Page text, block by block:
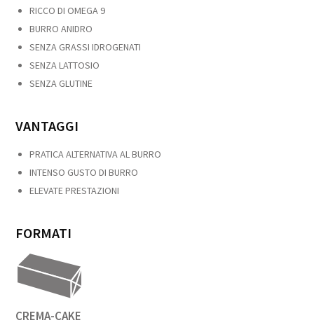
RICCO DI OMEGA 9
BURRO ANIDRO
SENZA GRASSI IDROGENATI
SENZA LATTOSIO
SENZA GLUTINE
VANTAGGI
PRATICA ALTERNATIVA AL BURRO
INTENSO GUSTO DI BURRO
ELEVATE PRESTAZIONI
FORMATI
CREMA-CAKE